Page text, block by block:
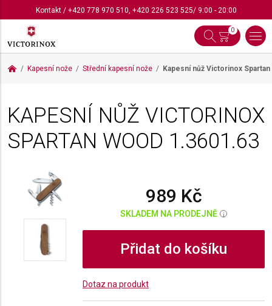
Kontakt/ +420 778 970 510, +420 226 523 525/ 9:00 - 20:00
0
Kapesní nože Střední kapesní nože Kapesní nůž Victorinox
KAPESNÍ NŮŽ VICTORINOX
SPARTAN WOOD 1.3601.63
989 Kč
SKLADEM NA PRODEJNĚ i
Přidat do košíku
Dotaz na produkt